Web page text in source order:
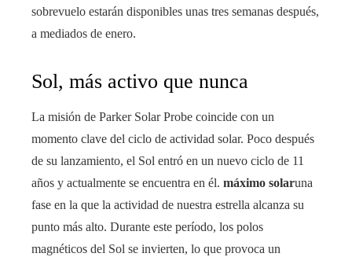
sobrevuelo estarán disponibles unas tres semanas después,
a mediados de enero.
Sol, más activo que nunca
La misión de Parker Solar Probe coincide con un
momento clave del ciclo de actividad solar. Poco después
de su lanzamiento, el Sol entró en un nuevo ciclo de 11
años y actualmente se encuentra en él. máximo solaruna
fase en la que la actividad de nuestra estrella alcanza su
punto más alto. Durante este período, los polos
magnéticos del Sol se invierten, lo que provoca un